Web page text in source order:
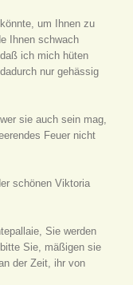
um Ihnen zu
Ihnen schwach
ich mich hüten
nur gehässig
sie auch sein mag,
Feuer nicht
schönen Viktoria
Sie werden
Sie, mäßigen sie
der Zeit, ihr von